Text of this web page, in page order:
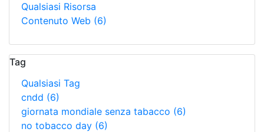
Qualsiasi Risorsa
Contenuto Web (6)
Tag
Qualsiasi Tag
cndd (6)
giornata mondiale senza tabacco (6)
no tobacco day (6)